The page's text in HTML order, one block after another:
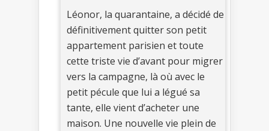
Léonor, la quarantaine, a décidé de
définitivement quitter son petit
appartement parisien et toute
cette triste vie d’avant pour migrer
vers la campagne, là où avec le
petit pécule que lui a légué sa
tante, elle vient d’acheter une
maison. Une nouvelle vie plein de